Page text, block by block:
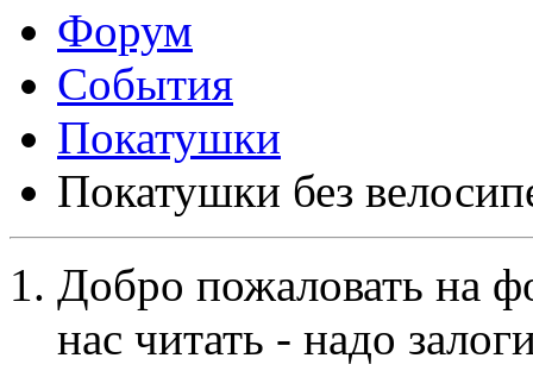
Форум
События
Покатушки
Покатушки без
Добро пожаловать на
нас читать - надо